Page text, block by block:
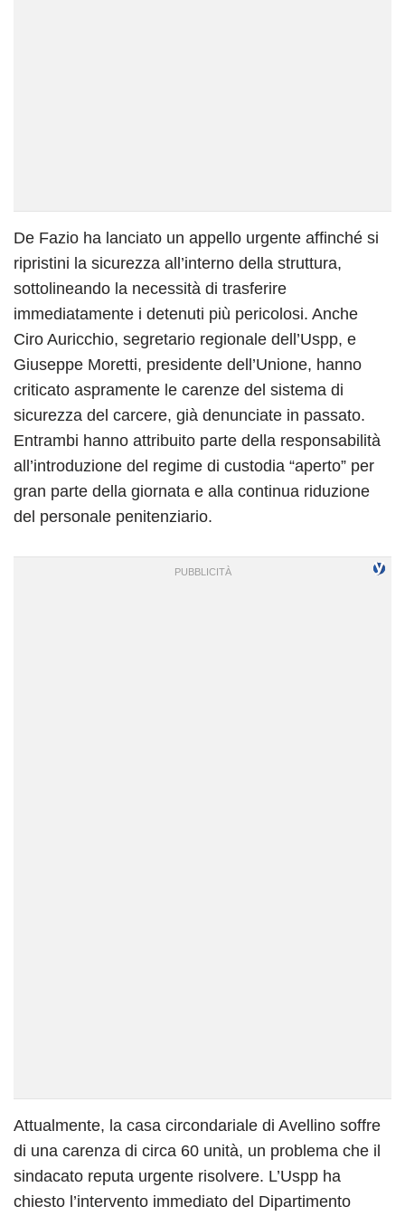
De Fazio ha lanciato un appello urgente affinché si
ripristini la sicurezza all’interno della struttura,
sottolineando la necessità di trasferire
immediatamente i detenuti più pericolosi. Anche
Ciro Auricchio, segretario regionale dell’Uspp, e
Giuseppe Moretti, presidente dell’Unione, hanno
criticato aspramente le carenze del sistema di
sicurezza del carcere, già denunciate in passato.
Entrambi hanno attribuito parte della responsabilità
all’introduzione del regime di custodia “aperto” per
gran parte della giornata e alla continua riduzione
del personale penitenziario.
Attualmente, la casa circondariale di Avellino soffre
di una carenza di circa 60 unità, un problema che il
sindacato reputa urgente risolvere. L’Uspp ha
chiesto l’intervento immediato del Dipartimento